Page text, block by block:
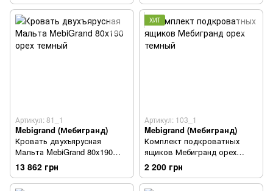
Артикул: 81_1
Mebigrand (Мебигранд)
Кровать двухъярусная
Мальта MebiGrand 80x190
орех темный
13 862 грн
ХИТ
Артикул: 103_1
Mebigrand (Мебигранд)
Комплект подкроватных
ящиков Мебигранд орех
темный
2 200 грн